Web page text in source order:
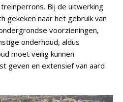
Bij de uitwerking
gekeken naar het gebruik van
voorzieningen,
onderhoud, aldus
moet veilig kunnen
geven en extensief van aard